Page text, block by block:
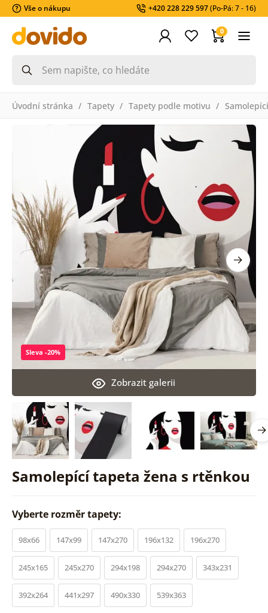
Vše o nákupu +420 228 229 597(Po-Pá: 7 - 16)
0
Úvodní stránka Tapety Tapety podle motivu
Samolepící tapeta žena s rtěnkou
Zobrazit galerii
Sleva -20%
Vyberte rozměr tapety:
98x66 147x99 147x270 196x132 196x270
245x165 245x270 294x198 294x270 343x231
392x264 441x297 490x330 539x363